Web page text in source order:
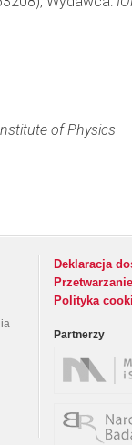
of Physics
Deklaracja
Polityka
Partnerzy